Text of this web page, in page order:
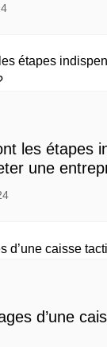
les étapes
une
d’une